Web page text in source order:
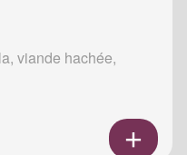
viande hachée,